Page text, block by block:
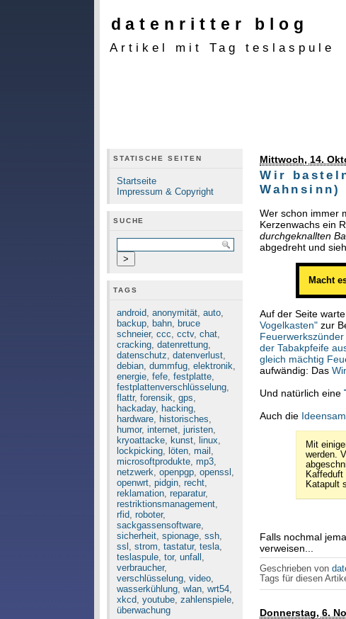
datenritter blog
Artikel mit Tag teslaspule
STATISCHE SEITEN
Startseite
Impressum & Copyright
SUCHE
TAGS
android, anonymität, auto,
backup, bahn, bruce
schneier, ccc, cctv, chat,
cracking, datenrettung,
datenschutz, datenverlust,
debian, dummfug, elektronik,
energie, fefe, festplatte,
festplattenverschlüsselung,
flattr, forensik, gps,
hackaday, hacking,
hardware, historisches,
humor, internet, juristen,
kryoattacke, kunst, linux,
lockpicking, löten, mail ,
microsoftprodukte, mp3,
netzwerk, openpgp, openssl ,
openwrt, pidgin, recht,
reklamation, reparatur,
restriktionsmanagement,
rfid, roboter,
sackgassensoftware,
sicherheit, spionage, ssh,
ssl , strom, tastatur, tesla,
teslaspule, tor, unfall ,
verbraucher,
verschlüsselung, video,
wasserkühlung, wlan, wrt54,
xkcd, youtube, zahlenspiele,
überwachung
Mittwoch, 14.
Wir
Wahnsinn)
Wer schon immer
Kerzenwachs ein
durchgeknallten
abgedreht und
Macht
Auf der Seite
Vogelkasten" zur
Feuerwerkszünder
der Tabakpfeife
gleich mächtig
aufwändig: Das
Und natürlich eine
Auch die
Mit
werden.
Katapult
Falls nochmal
verweisen...
Geschrieben von
Tags für diesen
Donnerstag, 6.